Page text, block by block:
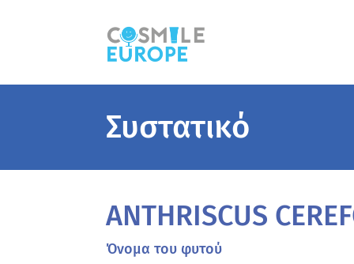
Συστατικό
ANTHRISCUS
Όνομα του φυτού